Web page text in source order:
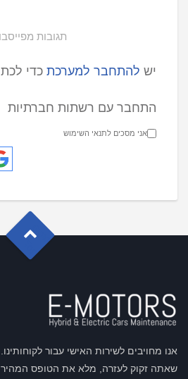
תגובות
יש להתחבר למערכת כדי
התחבר עם רשתות חברתיות
אני מסכים לתנאי השימוש
אנו מחויבים לשירות האישי עבור
שאתה זקוק לעזרה, מלא את הטופס המהיר
G
o
t
o
T
o
p